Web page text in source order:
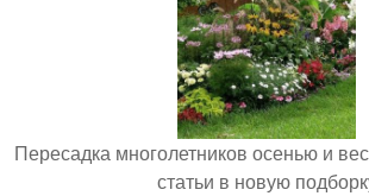
Пересадка многолетников осенью и
статьи в новую